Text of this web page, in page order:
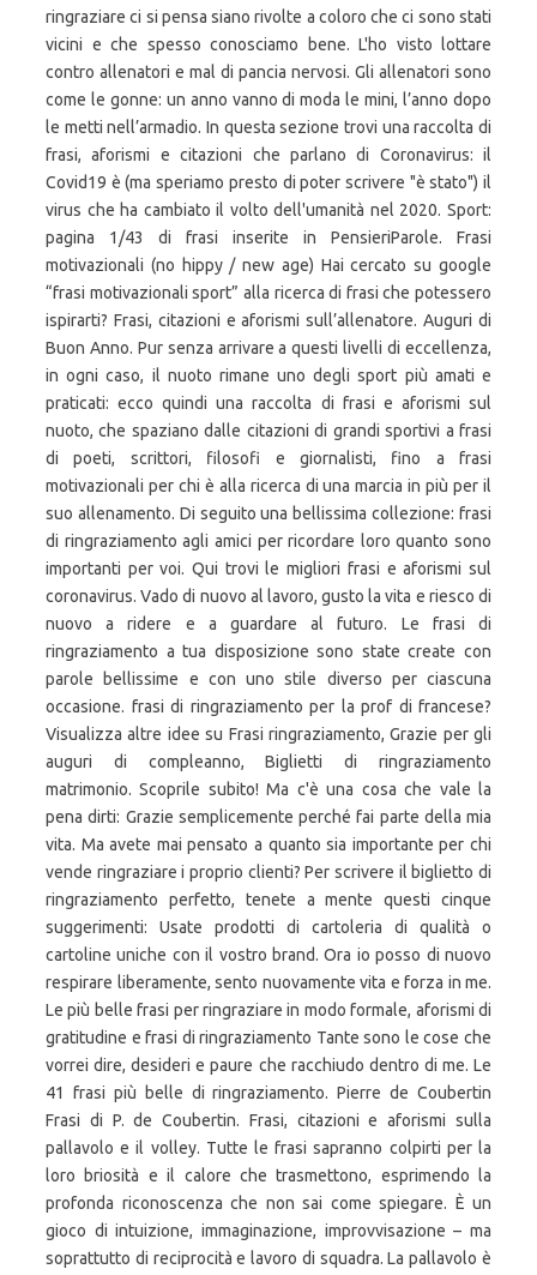
ringraziare ci si pensa siano rivolte a coloro che ci sono stati
vicini e che spesso conosciamo bene. L'ho visto lottare
contro allenatori e mal di pancia nervosi. Gli allenatori sono
come le gonne: un anno vanno di moda le mini, l’anno dopo
le metti nell’armadio. In questa sezione trovi una raccolta di
frasi, aforismi e citazioni che parlano di Coronavirus: il
Covid19 è (ma speriamo presto di poter scrivere "è stato") il
virus che ha cambiato il volto dell'umanità nel 2020. Sport:
pagina 1/43 di frasi inserite in PensieriParole. Frasi
motivazionali (no hippy / new age) Hai cercato su google
“frasi motivazionali sport” alla ricerca di frasi che potessero
ispirarti? Frasi, citazioni e aforismi sull’allenatore. Auguri di
Buon Anno. Pur senza arrivare a questi livelli di eccellenza,
in ogni caso, il nuoto rimane uno degli sport più amati e
praticati: ecco quindi una raccolta di frasi e aforismi sul
nuoto, che spaziano dalle citazioni di grandi sportivi a frasi
di poeti, scrittori, filosofi e giornalisti, fino a frasi
motivazionali per chi è alla ricerca di una marcia in più per il
suo allenamento. Di seguito una bellissima collezione: frasi
di ringraziamento agli amici per ricordare loro quanto sono
importanti per voi. Qui trovi le migliori frasi e aforismi sul
coronavirus. Vado di nuovo al lavoro, gusto la vita e riesco di
nuovo a ridere e a guardare al futuro. Le frasi di
ringraziamento a tua disposizione sono state create con
parole bellissime e con uno stile diverso per ciascuna
occasione. frasi di ringraziamento per la prof di francese?
Visualizza altre idee su Frasi ringraziamento, Grazie per gli
auguri di compleanno, Biglietti di ringraziamento
matrimonio. Scoprile subito! Ma c'è una cosa che vale la
pena dirti: Grazie semplicemente perché fai parte della mia
vita. Ma avete mai pensato a quanto sia importante per chi
vende ringraziare i proprio clienti? Per scrivere il biglietto di
ringraziamento perfetto, tenete a mente questi cinque
suggerimenti: Usate prodotti di cartoleria di qualità o
cartoline uniche con il vostro brand. Ora io posso di nuovo
respirare liberamente, sento nuovamente vita e forza in me.
Le più belle frasi per ringraziare in modo formale, aforismi di
gratitudine e frasi di ringraziamento Tante sono le cose che
vorrei dire, desideri e paure che racchiudo dentro di me. Le
41 frasi più belle di ringraziamento. Pierre de Coubertin
Frasi di P. de Coubertin. Frasi, citazioni e aforismi sulla
pallavolo e il volley. Tutte le frasi sapranno colpirti per la
loro briosità e il calore che trasmettono, esprimendo la
profonda riconoscenza che non sai come spiegare. È un
gioco di intuizione, immaginazione, improvvisazione – ma
soprattutto di reciprocità e lavoro di squadra. La pallavolo è